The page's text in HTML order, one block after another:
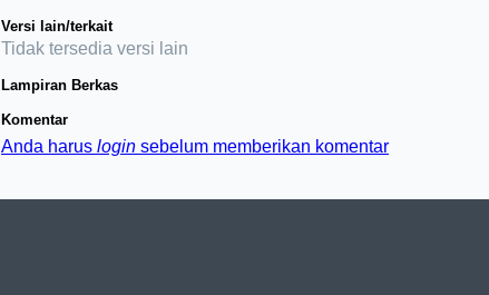
Versi lain/terkait
Tidak tersedia versi lain
Lampiran Berkas
Komentar
Anda harus login sebelum memberikan komentar